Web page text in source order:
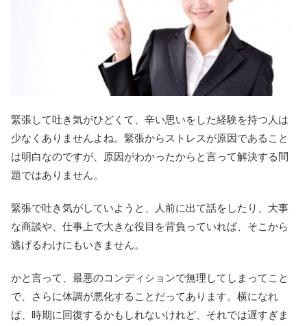
緊張して吐き気がひどくて、辛い思いをした経験を持つ人は
少なくありませんよね。緊張からストレスが原因であること
は明白なのですが、原因がわかったからと言って解決する問
題ではありません。
緊張で吐き気がしていようと、人前に出て話をしたり、大事
な商談や、仕事上で大きな役目を背負っていれば、そこから
逃げるわけにもいきません。
かと言って、最悪のコンディションで無理してしまってこと
で、さらに体調が悪化することだってあります。横になれ
ば、時期に回復するかもしれないけれど、それでは遅すぎま